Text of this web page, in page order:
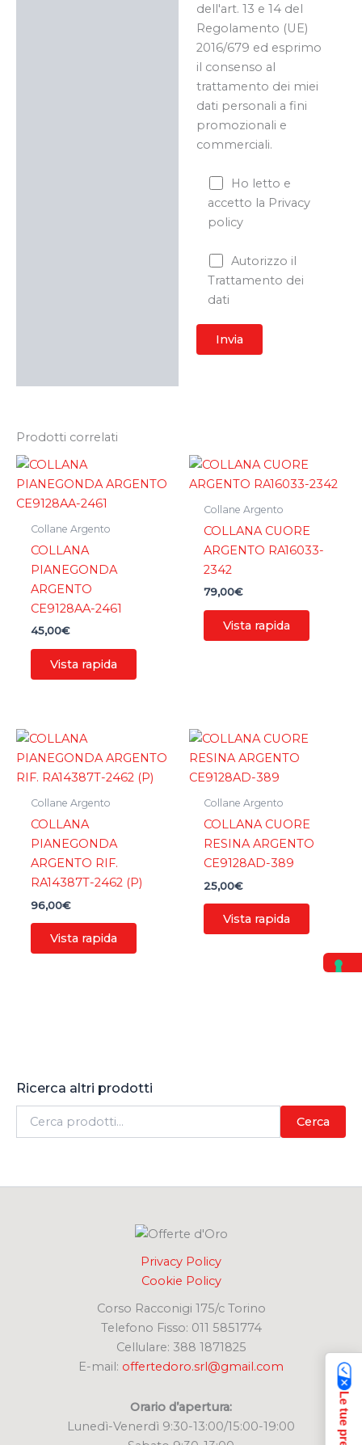
Ricerca altri prodotti
Cerca
dell'art. 13 e 14 del
Regolamento (UE)
2016/679 ed esprimo
il consenso al
trattamento dei miei
dati personali a fini
promozionali e
commerciali.
Ho letto e
accetto la Privacy
policy
Autorizzo il
Trattamento dei
dati
Prodotti correlati
Collane Argento
COLLANA
PIANEGONDA
ARGENTO
CE9128AA-2461
45,00€
Vista rapida
Collane Argento
COLLANA CUORE
ARGENTO RA16033-
2342
79,00€
Vista rapida
Collane Argento
COLLANA
PIANEGONDA
ARGENTO RIF.
RA14387T-2462 (P)
96,00€
Vista rapida
Collane Argento
COLLANA CUORE
RESINA ARGENTO
CE9128AD-389
25,00€
Vista rapida
Privacy Policy
Cookie Policy
Corso Racconigi 175/c Torino
Telefono Fisso: 011 5851774
Cellulare: 388 1871825
E-mail: offertedoro.srl@gmail.com
Orario d’apertura:
Lunedì-Venerdì 9:30-13:00/15:00-19:00